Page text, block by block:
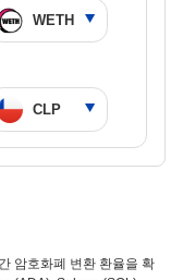
암호화폐 변환 환율을 확